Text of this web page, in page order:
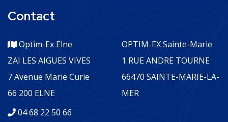
Contact
Optim-Ex Elne
ZAI LES AIGUES VIVES
7 Avenue Marie Curie
66 200 ELNE
OPTIM-EX Sainte-Marie
1 RUE ANDRE TOURNE
66470 SAINTE-MARIE-LA-
MER
04 68 22 50 66